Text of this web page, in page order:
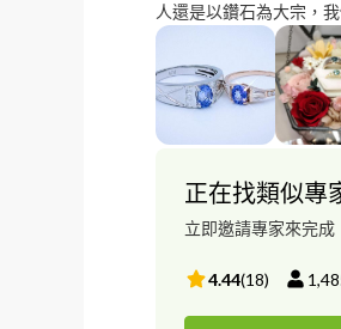
人還是以鑽石為大宗，
專業客製化，如有喜歡
道實惠? 服務項目 ?來圖
正在找類似專
立即邀請專家來完成
4.44(18)